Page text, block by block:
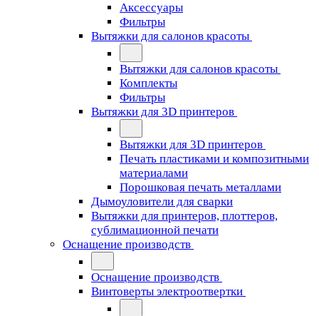
Аксессуары
Фильтры
Вытяжки для салонов красоты
Вытяжки для салонов красоты
Комплекты
Фильтры
Вытяжки для 3D принтеров
Вытяжки для 3D принтеров
Печать пластиками и композитными
материалами
Порошковая печать металлами
Дымоуловители для сварки
Вытяжки для принтеров, плоттеров,
сублимационной печати
Оснащение производств
Оснащение производств
Винтоверты электроотвертки